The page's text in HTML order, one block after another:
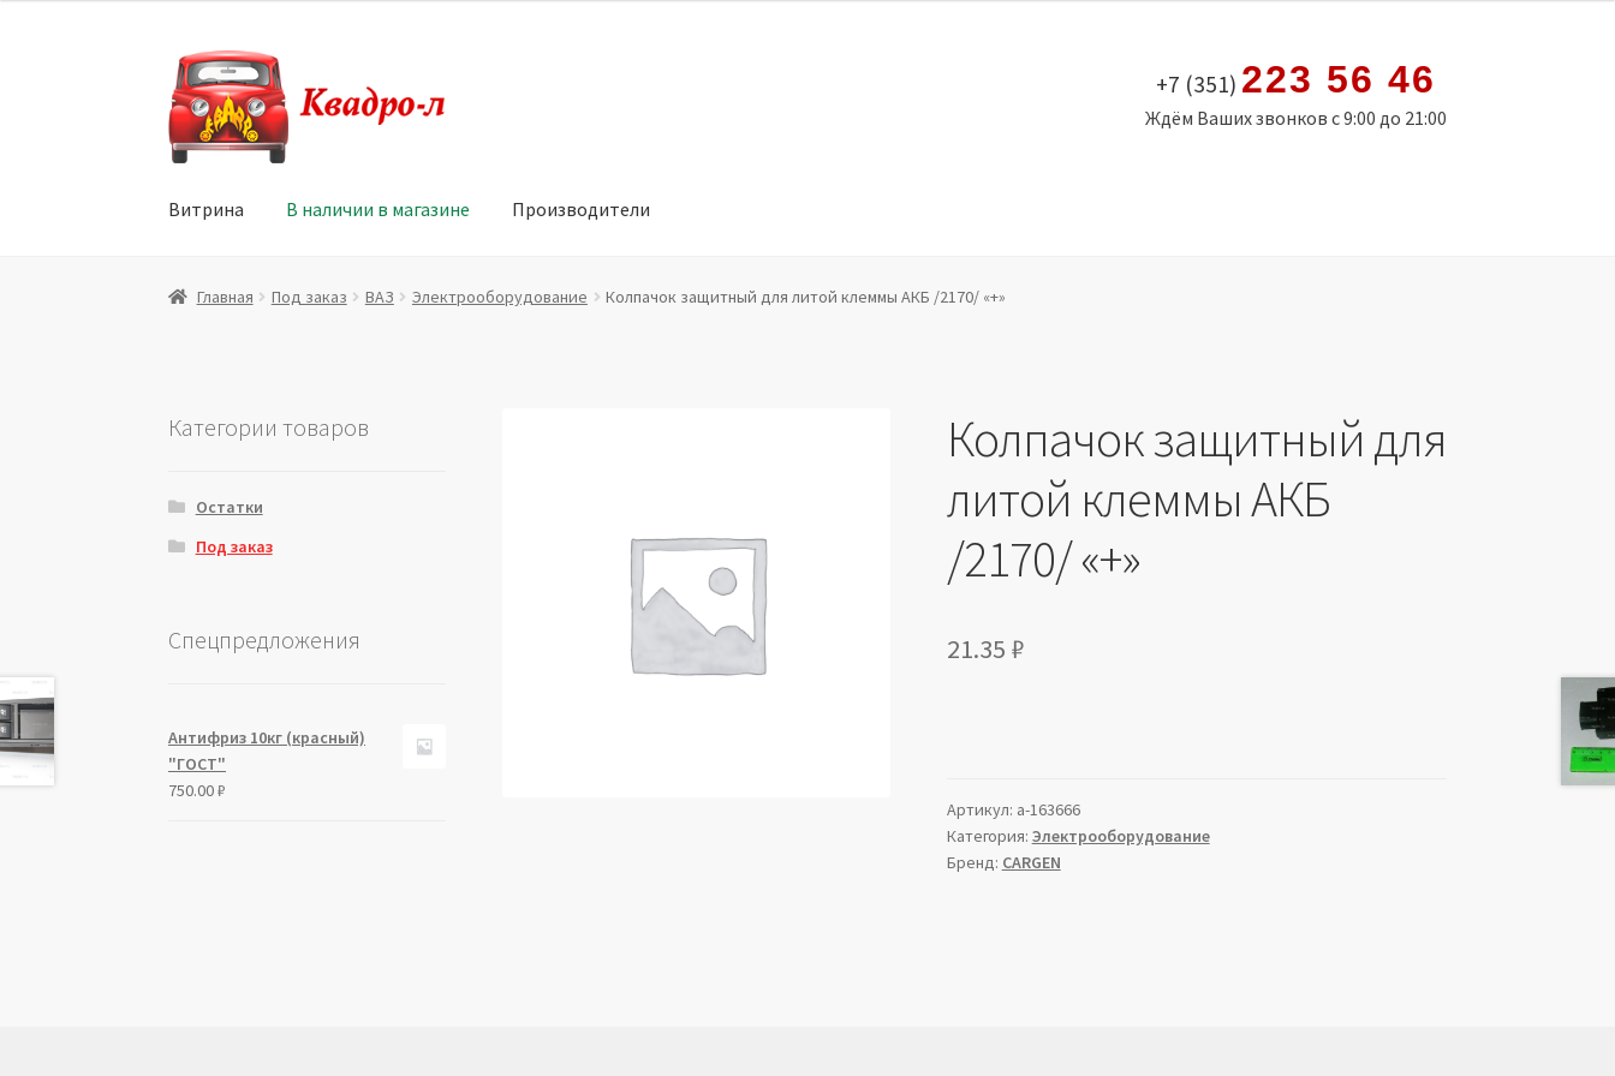
Перейти
к
навигации
Перейти
к
содержимому
+7 (351) 223 56 46
Ждём Ваших звонков с 9:00 до 21:00
Витрина В наличии в магазине Производители
Главная Витрина Мой аккаунт Политика в отношении обработки персональных данныхПроизводители
Главная Под заказ ВАЗ Электрооборудование Колпачок защитный для литой клеммы АКБ /2170/ «+»
Колпачок защитный для
литой клеммы АКБ
/2170/ «+»
21.35 ₽
Артикул: a-163666
Категория: Электрооборудование
Бренд: CARGEN
Категории товаров
Остатки
Под заказ
Спецпредложения
Антифриз 10кг (красный)
"ГОСТ"
750.00₽